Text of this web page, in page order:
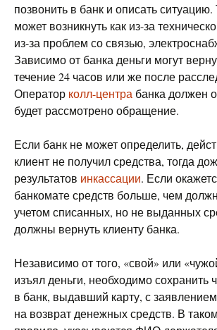
позвонить в банк и описать ситуацию.
может возникнуть как из-за
из-за проблем со связью,
Зависимо от банка деньги могут
течение 24 часов или же после
Оператор колл-центра банка должен
будет рассмотрено обращение.
Если банк не может определить,
клиент не получил средства, тогда
результатов инкассации. Если
банкомате средств больше, чем
учетом списанных, но не выданных
должны вернуть клиенту банка.
Независимо от того, «свой» или
изъял деньги, необходимо сохранить
в банк, выдавший карту, с
на возврат денежных средств. В